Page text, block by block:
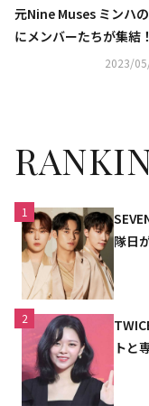
元Nine Muses ミンハ
にメンバーたちが集結
うな記念ショットを公
2023/
1
隊日
2
トと